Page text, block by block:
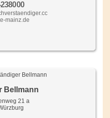
mainz.de
Bellmann
21 a